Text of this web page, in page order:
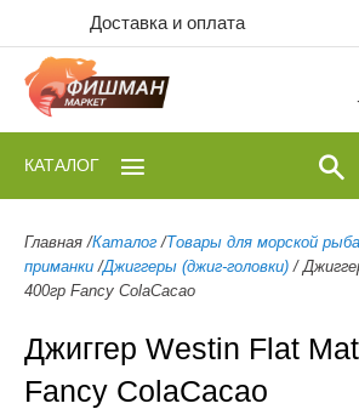
Доставка и оплата
КАТАЛОГ
Главная /Каталог /Товары для морской
приманки /Джиггеры (джиг-головки) /
400гр Fancy ColaCacao
Джиггер Westin Flat
Fancy ColaCacao